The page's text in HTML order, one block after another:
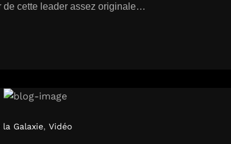
de cette leader assez originale…
Galaxie, Vidéo